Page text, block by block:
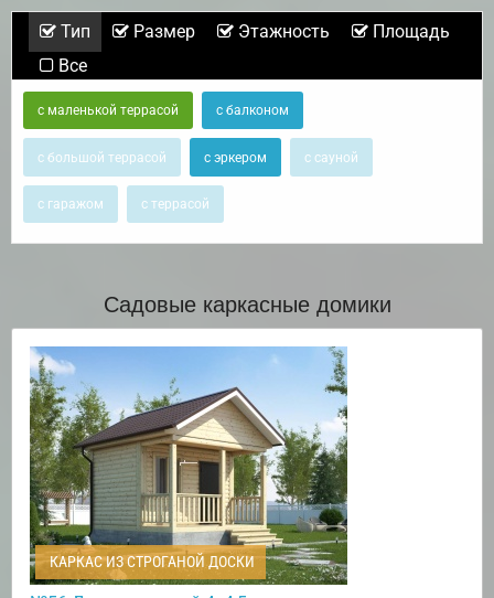
Тип Размер Этажность
Площадь
Все
с маленькой террасой с балконом
с большой террасой с эркером с сауной
с гаражом с террасой
Садовые каркасные домики
КАРКАС ИЗ СТРОГАНОЙ ДОСКИ